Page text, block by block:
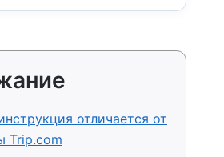
отличается от
Trip.com